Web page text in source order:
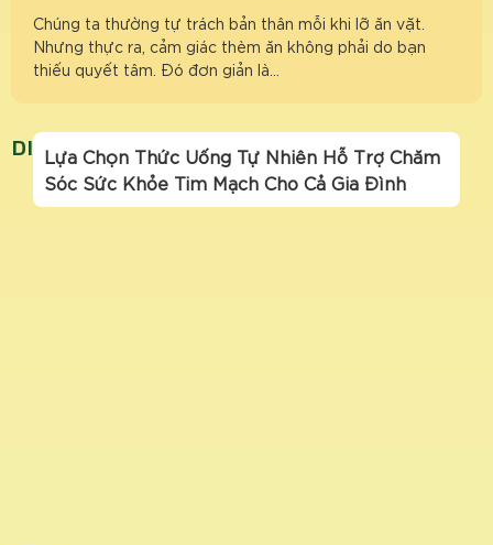
Chúng ta thường tự trách bản thân mỗi khi lỡ ăn vặt.
Nhưng thực ra, cảm giác thèm ăn không phải do bạn
thiếu quyết tâm. Đó đơn giản là…
DINH DƯỠNG LÀNH MẠNH
Lựa Chọn Thức Uống Tự Nhiên Hỗ Trợ Chăm
Sóc Sức Khỏe Tim Mạch Cho Cả Gia Đình